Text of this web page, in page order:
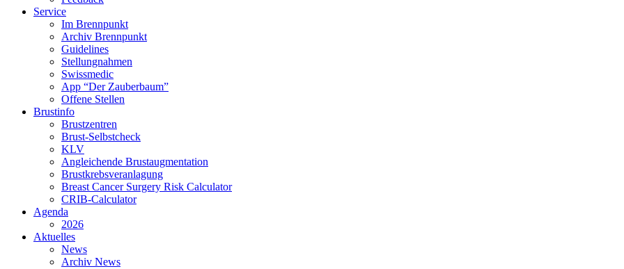
Service
Im Brennpunkt
Archiv Brennpunkt
Guidelines
Stellungnahmen
Swissmedic
App “Der Zauberbaum”
Offene Stellen
Brustinfo
Brustzentren
Brust-Selbstcheck
KLV
Angleichende Brustaugmentation
Brustkrebsveranlagung
Breast Cancer Surgery Risk Calculator
CRIB-Calculator
Agenda
2026
Aktuelles
News
Archiv News